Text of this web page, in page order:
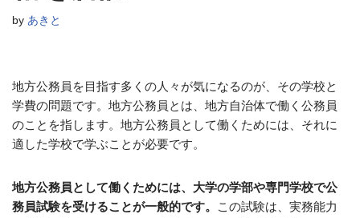
by あきと
地方公務員を目指す多くの人々が気になるのが、その学校と
学費の問題です。地方公務員とは、地方自治体で働く公務員
のことを指します。地方公務員として働くためには、それに
適した学校で学ぶことが必要です。
地方公務員として働くためには、大学の学部や専門学校で公
務員試験を受けることが一般的です。
この試験は、実務能力